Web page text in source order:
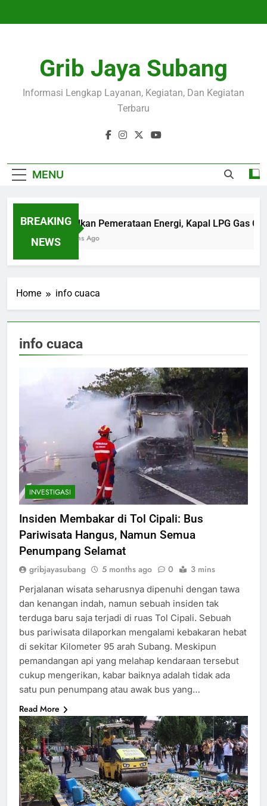
Grib Jaya Subang
Informasi Lengkap Layanan, Kegiatan, Dan Kegiatan
Terbaru
MENU
BREAKING
NEWS
Wujudkan Pemerataan Energi, Kapal LPG Gas
4 Months Ago
Home info cuaca
info cuaca
INVESTIGASI
Insiden Membakar di Tol Cipali: Bus
Pariwisata Hangus, Namun Semua
Penumpang Selamat
gribjayasubang 5 months ago 0 3 mins
Perjalanan wisata seharusnya dipenuhi dengan tawa
dan kenangan indah, namun sebuah insiden tak
terduga baru saja terjadi di ruas Tol Cipali. Sebuah
bus pariwisata dilaporkan mengalami kebakaran hebat
di sekitar Kilometer 95 arah Subang. Meskipun
pemandangan api yang melahap kendaraan tersebut
cukup mengerikan, kabar baiknya adalah tidak ada
satu pun penumpang atau awak bus yang…
Read More